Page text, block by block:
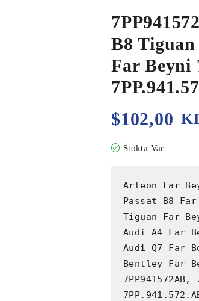
B8 Tiguan
Far Beyni
$102,00
Stokta Var
Arteon Far
Passat B8
Tiguan Far
Audi A4 Far
Audi Q7 Far
Bentley Far
7PP941572AB,